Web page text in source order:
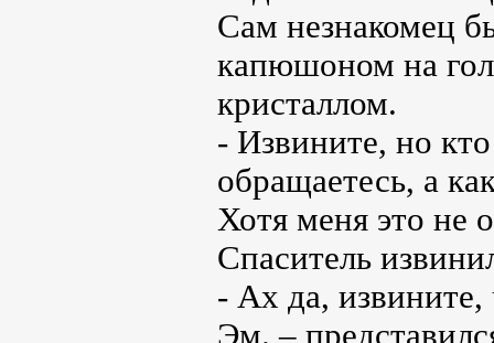
Сам незнакомец
капюшоном на
кристаллом.
- Извините, но
обращаетесь, а
Хотя меня это не
Спаситель
- Ах да, извините,
Эм. –